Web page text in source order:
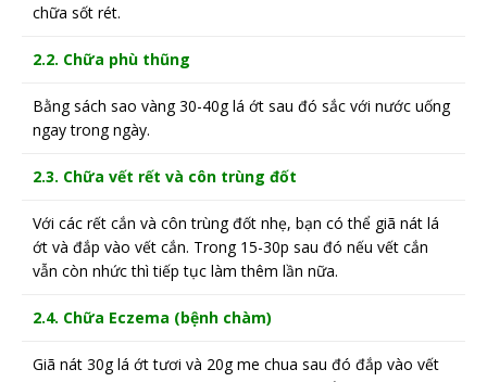
chữa sốt rét.
2.2. Chữa phù thũng
Bằng sách sao vàng 30-40g lá ớt sau đó sắc với nước uống
ngay trong ngày.
2.3. Chữa vết rết và côn trùng đốt
Với các rết cắn và côn trùng đốt nhẹ, bạn có thể giã nát lá
ớt và đắp vào vết cắn. Trong 15-30p sau đó nếu vết cắn
vẫn còn nhức thì tiếp tục làm thêm lần nữa.
2.4. Chữa Eczema (bệnh chàm)
Giã nát 30g lá ớt tươi và 20g me chua sau đó đắp vào vết